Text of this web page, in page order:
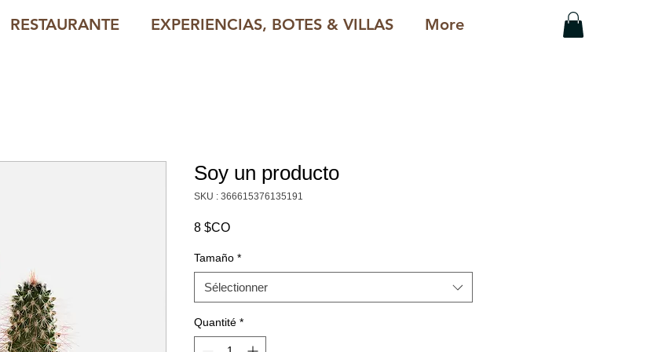
RESTAURANTE EXPERIENCIAS, BOTES & VILLAS More
Soy un producto
SKU : 366615376135191
8 $COPrix
Tamaño *
Sélectionner
Quantité *